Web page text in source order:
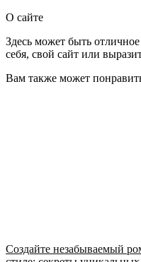
О сайте
Здесь может быть
себя, свой сайт или
Вам также может
Создайте незабываемый